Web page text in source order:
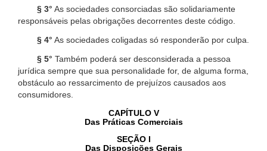
§ 3° As sociedades consorciadas são solidariamente
responsáveis pelas obrigações decorrentes deste código.
§ 4° As sociedades coligadas só responderão por culpa.
§ 5° Também poderá ser desconsiderada a pessoa
jurídica sempre que sua personalidade for, de alguma forma,
obstáculo ao ressarcimento de prejuízos causados aos
consumidores.
CAPÍTULO V
Das Práticas Comerciais
SEÇÃO I
Das Disposições Gerais